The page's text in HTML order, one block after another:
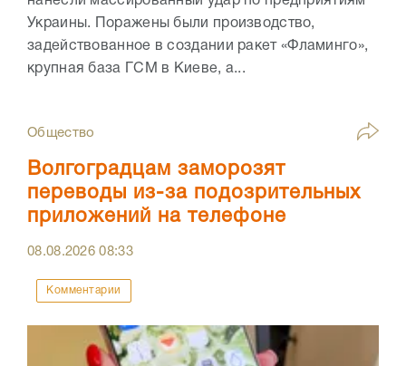
Украины. Поражены были производство,
задействованное в создании ракет «Фламинго»,
крупная база ГСМ в Киеве, а...
Общество
Волгоградцам заморозят
переводы из-за подозрительных
приложений на телефоне
08.08.202608:33
Комментарии